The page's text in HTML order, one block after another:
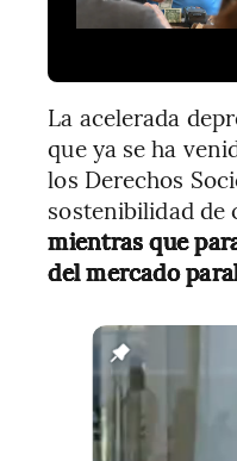
La acelerada
que ya se ha
los Derechos
sostenibilidad
mientras que
del mercado